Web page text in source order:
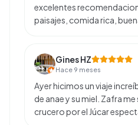
excelentes
paisajes, comida rica,
Gines HZ
Hace 9 meses
Ayer hicimos un viaje
de anae y su miel. Zafra
crucero por el Júcar